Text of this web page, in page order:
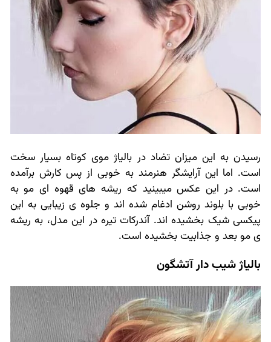
رسیدن به این میزان تضاد در بالیاژ موی کوتاه بسیار سخت
است. اما این آرایشگر هنرمند به خوبی از پس کارش برآمده
است. در این عکس میبینید که ریشه های قهوه ای مو به
خوبی با بلوند روشن ادغام شده اند و جلوه ی زیبایی به این
پیکسی شیک بخشیده اند. آندرکات تیره در این مدل، به ریشه
ی مو بعد و جذابیت بخشیده است.
بالیاژ شیب دار آتشگون